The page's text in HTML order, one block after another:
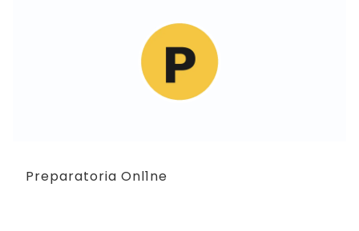
Preparatoria Onl1ne